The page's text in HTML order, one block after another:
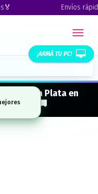
Envíos
¡ARMÁ TU PC!
GBA · La Plata en
🚚